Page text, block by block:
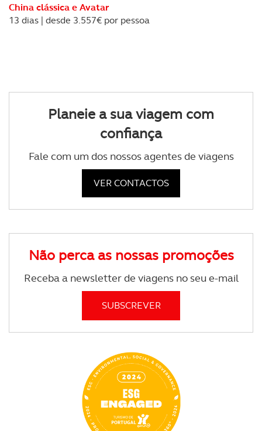
China clássica e Avatar
13 dias | desde 3.557€ por pessoa
Planeie a sua viagem com
confiança
Fale com um dos nossos agentes de viagens
VER CONTACTOS
Não perca as nossas promoções
Receba a newsletter de viagens no seu e-mail